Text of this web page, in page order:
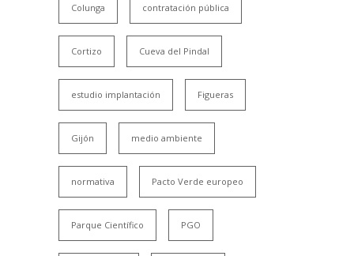
Colunga contratación pública
Cortizo Cueva del Pindal
estudio implantación Figueras
Gijón medio ambiente
normativa Pacto Verde europeo
Parque Científico PGO